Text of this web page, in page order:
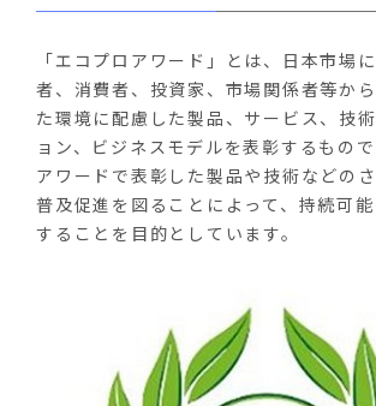
「エコプロアワード」とは、日本市場
者、消費者、投資家、市場関係者等か
た環境に配慮した製品、サービス、技
ョン、ビジネスモデルを表彰するもの
アワードで表彰した製品や技術などの
普及促進を図ることによって、持続可
することを目的としています。